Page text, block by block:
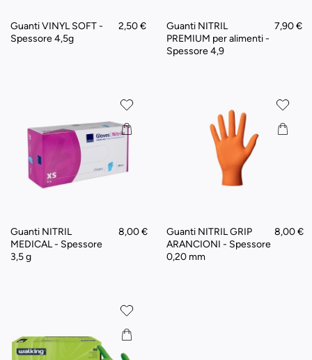
Guanti VINYL SOFT -
Spessore 4,5g
2,50 €
Guanti NITRIL
PREMIUM per alimenti -
Spessore 4,9
7,90 €
Guanti NITRIL
MEDICAL - Spessore
3,5 g
8,00 €
Guanti NITRIL GRIP
ARANCIONI - Spessore
0,20 mm
8,00 €